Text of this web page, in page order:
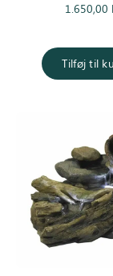
1.650,00
Tilføj til